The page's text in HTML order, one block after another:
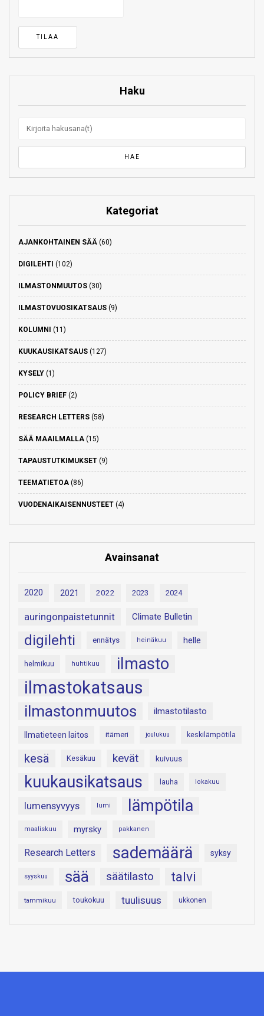
Haku
Kategoriat
AJANKOHTAINEN SÄÄ (60)
DIGILEHTI (102)
ILMASTONMUUTOS (30)
ILMASTOVUOSIKATSAUS (9)
KOLUMNI (11)
KUUKAUSIKATSAUS (127)
KYSELY (1)
POLICY BRIEF (2)
RESEARCH LETTERS (58)
SÄÄ MAAILMALLA (15)
TAPAUSTUTKIMUKSET (9)
TEEMATIETOA (86)
VUODENAIKAISENNUSTEET (4)
Avainsanat
2020 2021 2022 2023 2024
auringonpaistetunnit Climate Bulletin
digilehti ennätys heinäkuu helle
helmikuu huhtikuu ilmasto
ilmastokatsaus
ilmastonmuutos ilmastotilasto
Ilmatieteen laitos itämeri joulukuu keskilämpötila
kesä Kesäkuu kevät kuivuus
kuukausikatsaus lauha lokakuu
lumensyvyys lumi lämpötila
maaliskuu myrsky pakkanen
Research Letters sademäärä syksy
syyskuu sää säätilasto talvi
tammikuu toukokuu tuulisuus ukkonen